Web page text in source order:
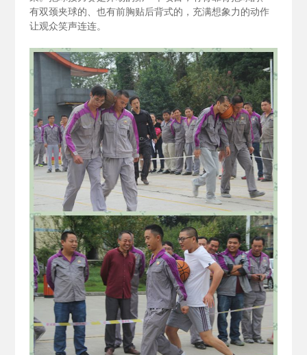
有双颈夹球的、也有前胸贴后背式的，充满想象力的动作
让观众笑声连连。